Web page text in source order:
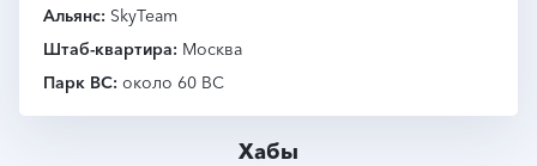
Альянс SkyTeam
Штаб-квартира Москва
Парк ВС около 60 ВС
Хабы